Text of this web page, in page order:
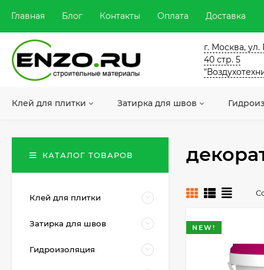
Главная Блог Контакты Оплата Доставка
г. Москва,
40 стр. 5
Клей для плитки Затирка для швов
NEW!
КАТАЛОГ ТОВАРОВ
Клей для плитки
Затирка для швов
Гидроизоляция